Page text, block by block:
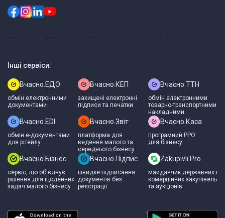
Інші сервіси:
Вчасно.ЕДО
обмін електронними
документами
Вчасно.КЕП
захищені електронні
підписи та печатки
Вчасно.ТТН
обмін електронними
товарно-транспортними
накладними
Вчасно.EDI
обмін е-документами
для рітейлу
Вчасно.Звіт
платформа для
ведення малого та
середнього бізнесу
Вчасно.Каса
програмний РРО
для бізнесу
Вчасно.Бізнес
сервіс, що об'єднує
рішення для щоденних
задач малого бізнесу
Вчасно.Підпис
швидке підписання
документів без
реєстрації
Zakupivli.Pro
майданчик державних і
комерційних закупівель
та аукціонів